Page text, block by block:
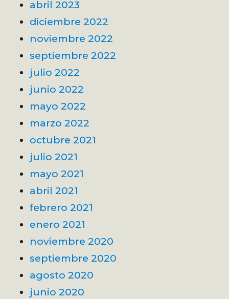
abril 2023
diciembre 2022
noviembre 2022
septiembre 2022
julio 2022
junio 2022
mayo 2022
marzo 2022
octubre 2021
julio 2021
mayo 2021
abril 2021
febrero 2021
enero 2021
noviembre 2020
septiembre 2020
agosto 2020
junio 2020